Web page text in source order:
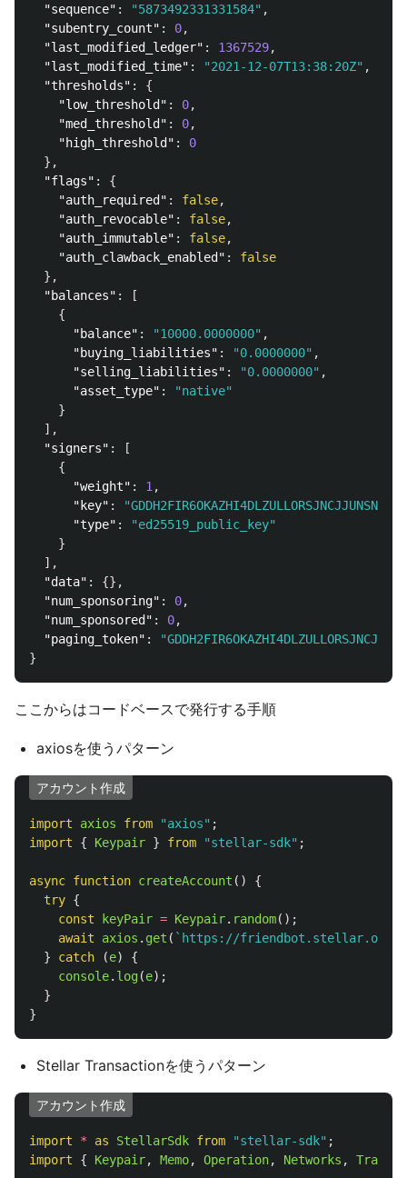
"sequence" : "5873492331331584" ,
"subentry_count" : 0,
"last_modified_ledger" : 1367529,
"last_modified_time" : "2021-12-07T13:38:20Z" ,
"thresholds" :
{
"low_threshold" : 0,
"med_threshold" : 0,
"high_threshold" :
0
},
"flags" :
{
"auth_required" : false,
"auth_revocable" : false,
"auth_immutable" : false,
"auth_clawback_enabled" :
false
},
"balances" :
[
{
"balance" : "10000.0000000" ,
"buying_liabilities" : "0.0000000" ,
"selling_liabilities" : "0.0000000" ,
"asset_type" :
"native"
}
],
"signers" :
[
{
"weight" : 1 ,
"key" :
"type" :
"ed25519_public_key"
}
],
"data" :
{},
"num_sponsoring" : 0,
"num_sponsored" : 0,
"paging_token" :
}
ここからはコードベースで発行する手順
axiosを使うパターン
アカウント作成
import axios from "axios" ;
import
{ Keypair } from "stellar-sdk" ;
async function createAccount ()
{
try {
const
keyPair = Keypair. random();
await
axios . get ( `https://
}
catch (e)
{
console. log(e);
}
}
Stellar Transactionを使うパターン
アカウント作成
import * as StellarSdk from "stellar-sdk" ;
import
{ Keypair, Memo, Operation, Networks ,